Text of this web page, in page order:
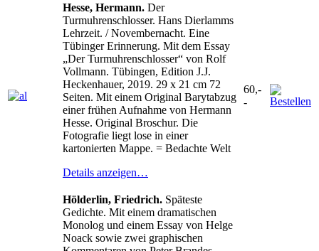
Hesse, Hermann. Der
Turmuhrenschlosser. Hans Dierlamms
Lehrzeit. / Novembernacht. Eine
Tübinger Erinnerung. Mit dem Essay
„Der Turmuhrenschlosser“ von Rolf
Vollmann. Tübingen, Edition J.J.
Heckenhauer, 2019. 29 x 21 cm 72
Seiten. Mit einem Original Barytabzug
einer frühen Aufnahme von Hermann
Hesse. Original Broschur. Die
Fotografie liegt lose in einer
kartonierten Mappe. = Bedachte Welt
Details anzeigen…
60,-
-
Hölderlin, Friedrich. Späteste
Gedichte. Mit einem dramatischen
Monolog und einem Essay von Helge
Noack sowie zwei graphischen